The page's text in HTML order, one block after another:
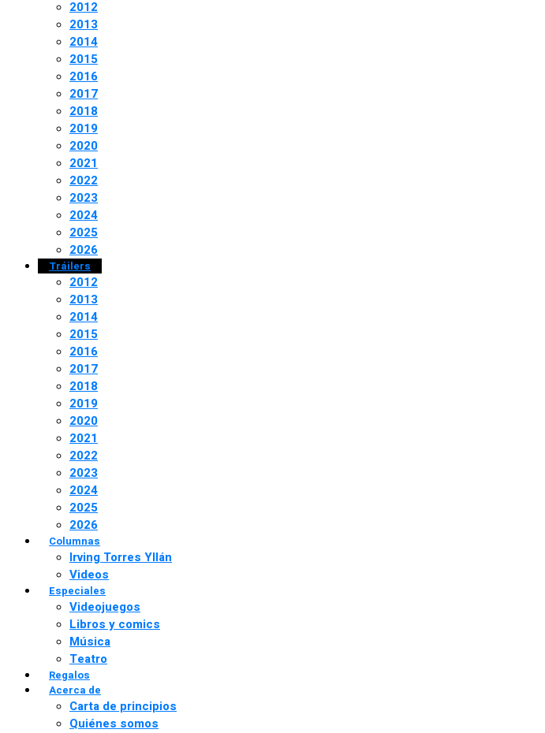
2012
2013
2014
2015
2016
2017
2018
2019
2020
2021
2022
2023
2024
2025
2026
Tráilers
2012
2013
2014
2015
2016
2017
2018
2019
2020
2021
2022
2023
2024
2025
2026
Columnas
Irving Torres Yllán
Videos
Especiales
Videojuegos
Libros y comics
Música
Teatro
Regalos
Acerca de
Carta de principios
Quiénes somos